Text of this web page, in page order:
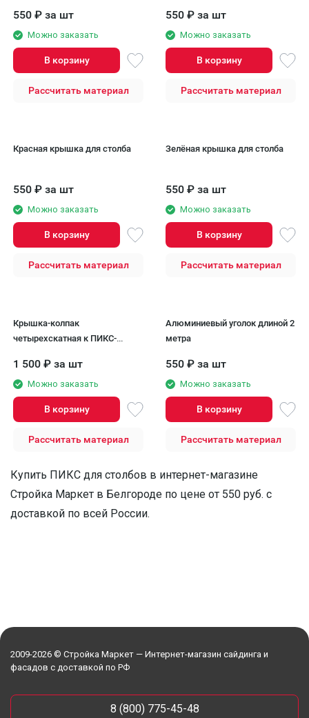
550 ₽ за шт
Можно заказать
В корзину
Рассчитать материал
550 ₽ за шт
Можно заказать
В корзину
Рассчитать материал
Красная крышка для столба
550 ₽ за шт
Можно заказать
В корзину
Рассчитать материал
Зелёная крышка для столба
550 ₽ за шт
Можно заказать
В корзину
Рассчитать материал
Крышка-колпак
четырехскатная к ПИКС-
1 500 ₽ за шт
Можно заказать
В корзину
Рассчитать материал
Алюминиевый уголок длиной 2
метра
550 ₽ за шт
Можно заказать
В корзину
Рассчитать материал
Купить ПИКС для столбов в интернет-магазине
Стройка Маркет в Белгороде по цене от 550 руб. с
доставкой по всей России.
2009-2026 © Стройка Маркет — Интернет-магазин сайдинга и
фасадов с доставкой по РФ
8 (800) 775-45-48